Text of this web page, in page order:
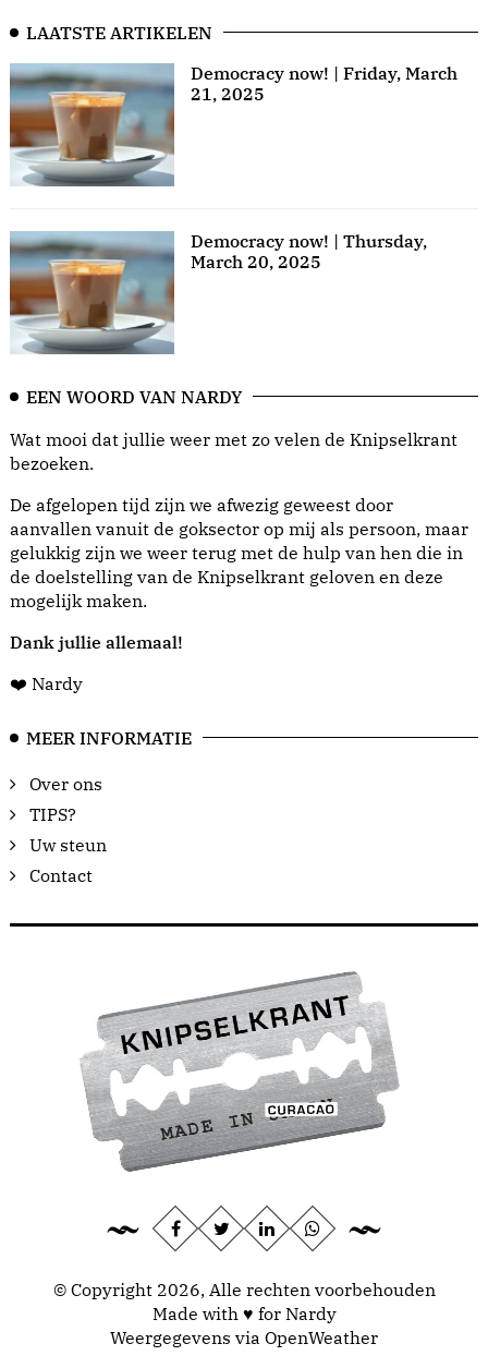
LAATSTE ARTIKELEN
Democracy now! | Friday, March
21, 2025
Democracy now! | Thursday,
March 20, 2025
EEN WOORD VAN NARDY
Wat mooi dat jullie weer met zo velen de Knipselkrant
bezoeken.
De afgelopen tijd zijn we afwezig geweest door
aanvallen vanuit de goksector op mij als persoon, maar
gelukkig zijn we weer terug met de hulp van hen die in
de doelstelling van de Knipselkrant geloven en deze
mogelijk maken.
Dank jullie allemaal!
❤️ Nardy
MEER INFORMATIE
Over ons
TIPS?
Uw steun
Contact
© Copyright 2026, Alle rechten voorbehouden
Made with ♥ for Nardy
Weergegevens via OpenWeather